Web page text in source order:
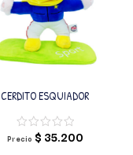
CERDITO ESQUIADOR
Precio $ 35.200